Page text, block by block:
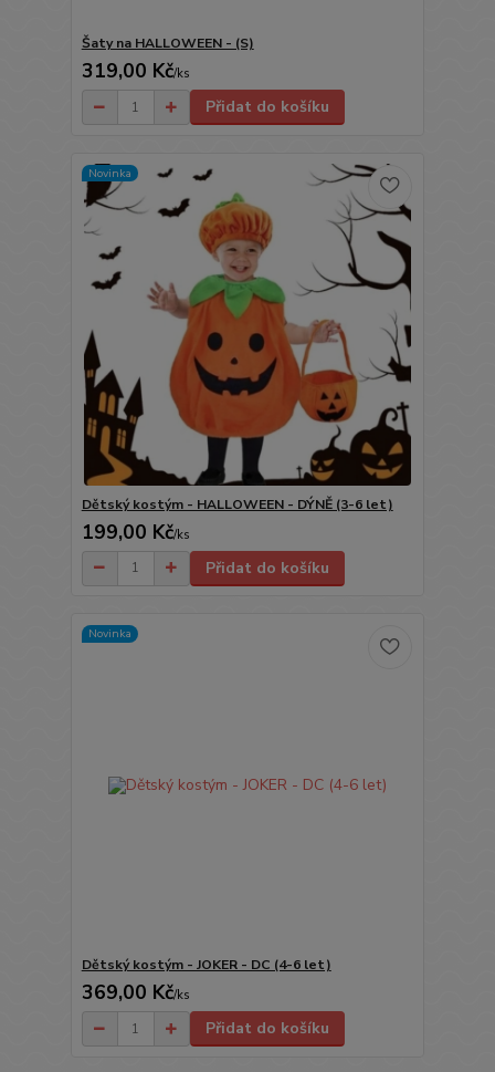
Šaty na HALLOWEEN - (S)
319,00 Kč/ks
Přidat do košíku
Novinka
Dětský kostým - HALLOWEEN - DÝNĚ (3-6 let)
199,00 Kč/ks
Přidat do košíku
Novinka
Dětský kostým - JOKER - DC (4-6 let)
369,00 Kč/ks
Přidat do košíku